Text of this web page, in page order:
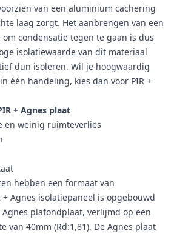
van een aluminium cachering
laag zorgt. Het aanbrengen van een
condensatie tegen te gaan is dus
isolatiewaarde van dit materiaal
dun isoleren. Wil je hoogwaardig
één handeling, kies dan voor PIR +
+ Agnes plaat
en weinig ruimteverlies
hebben een formaat van
+ Agnes isolatiepaneel is opgebouwd
plafondplaat, verlijmd op een
van 40mm (Rd:1,81). De Agnes plaat